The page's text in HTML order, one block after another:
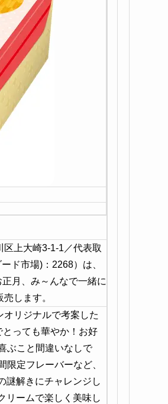
区上大崎3-1-1／代表取
ド市場)：2268）は、
月、み～んなで一緒に
します。
リジナルで考案した
っても華やか！お好
ぶこと間違いなしで
定フレーバーなど、
謎解きにチャレンジし
リームで楽しく美味し